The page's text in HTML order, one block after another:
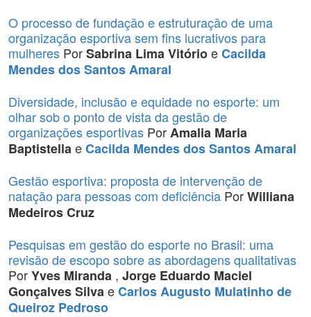
O processo de fundação e estruturação de uma
organização esportiva sem fins lucrativos para
mulheres PorSabrina Lima VitórioeCacilda
Mendes dos Santos Amaral
Diversidade, inclusão e equidade no esporte: um
olhar sob o ponto de vista da gestão de
organizações esportivas PorAmalia Maria
BaptistellaeCacilda Mendes dos Santos Amaral
Gestão esportiva: proposta de intervenção de
natação para pessoas com deficiência PorWilliana
Medeiros Cruz
Pesquisas em gestão do esporte no Brasil: uma
revisão de escopo sobre as abordagens qualitativas
PorYves Miranda , Jorge Eduardo Maciel
Gonçalves SilvaeCarlos Augusto Mulatinho de
Queiroz Pedroso